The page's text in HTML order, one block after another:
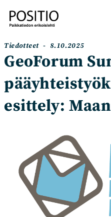
suoraan
sisältöön
Artikkelin
kategoria:
Tiedotteet
Artikkeli
8.10.2025
GeoForum
esittely: